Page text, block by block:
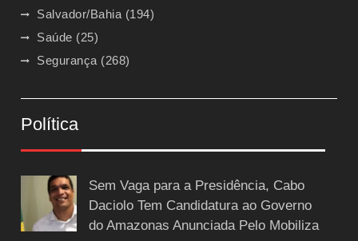
Salvador/Bahia (194)
Saúde (25)
Segurança (268)
Política
Sem Vaga para a Presidência, Cabo
Daciolo Tem Candidatura ao Governo
do Amazonas Anunciada Pelo Mobiliza